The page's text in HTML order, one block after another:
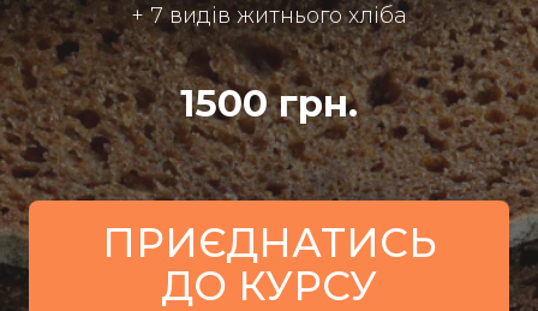
+ 7 видів житнього хліба
1500 грн.
ПРИЄДНАТИСЬ
ДО КУРСУ